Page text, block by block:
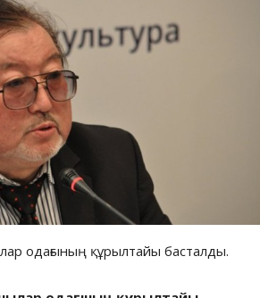
одағының құрылтайы басталды.